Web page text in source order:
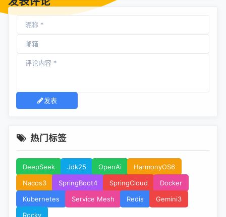
发表
热门标签
DeepSeek Jdk25 OpenAi
HarmonyOS6
Nacos3
SpringBoot4 SpringCloud
Docker
Kubernetes
Service Mesh Redis
Gemini3
Rocky